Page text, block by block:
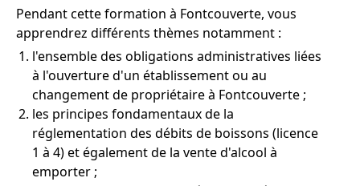
Pendant cette formation à Fontcouverte, vous
apprendrez différents thèmes notamment :
l'ensemble des obligations administratives liées
à l'ouverture d'un établissement ou au
changement de propriétaire à Fontcouverte ;
les principes fondamentaux de la
réglementation des débits de boissons (licence
1 à 4) et également de la vente d'alcool à
emporter ;